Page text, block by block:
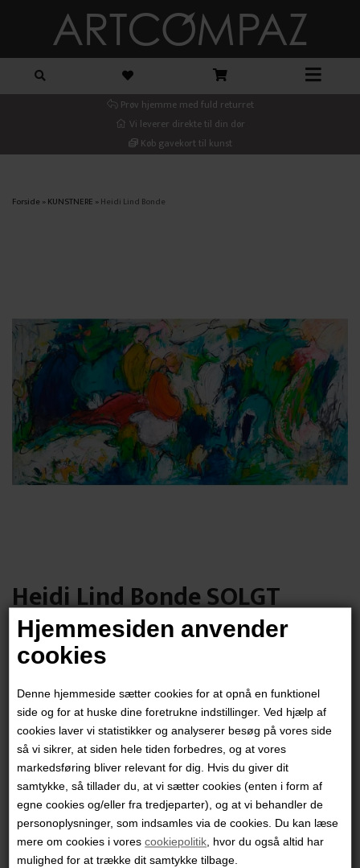
Hjemmesiden anvender
cookies
Denne hjemmeside sætter cookies for at opnå en funktionel
side og for at huske dine foretrukne indstillinger. Ved hjælp af
cookies laver vi statistikker og analyserer besøg på vores side
så vi sikrer, at siden hele tiden forbedres, og at vores
markedsføring bliver relevant for dig. Hvis du giver dit
samtykke, så tillader du, at vi sætter cookies (enten i form af
egne cookies og/eller fra tredjeparter), og at vi behandler de
personoplysninger, som indsamles via de cookies. Du kan læse
mere om cookies i vorescookiepolitik, hvor du også altid har
mulighed for at trække dit samtykke tilbage.
Prøv hjemme med fuld returret
Vi leverer direkte til din dør
Køb gavekort til kunst
Forside »KUNSTNERE »Heidi Lind Bonde
Heidi Lind Bonde SOLGT
7.500,00DKK
"Enter"
70x140 cm.
Akryl på lærred
Ikke indrammet
PRODUKTBESKRIVELSE